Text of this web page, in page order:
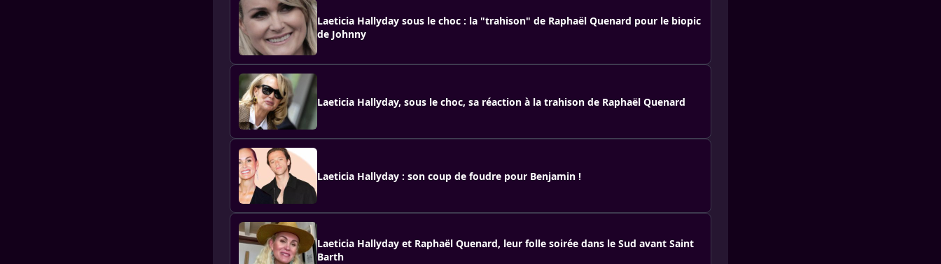
Laeticia Hallyday sous le choc : la "trahison" de Raphaël Quenard pour le biopic
de Johnny
Laeticia Hallyday, sous le choc, sa réaction à la trahison de Raphaël Quenard
Laeticia Hallyday : son coup de foudre pour Benjamin !
Laeticia Hallyday et Raphaël Quenard, leur folle soirée dans le Sud avant Saint
Barth